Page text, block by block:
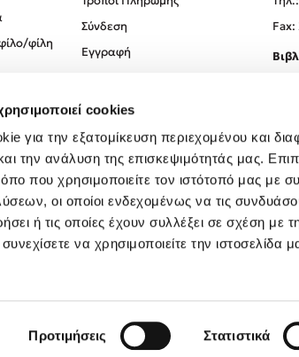
cookies
για την εξατομίκευση περιεχομένου και
την ανάλυση της επισκεψιμότητάς μας.
που χρησιμοποιείτε τον ιστότοπό μας με
οι οποίοι ενδεχομένως να τις
ή τις οποίες έχουν συλλέξει σε σχέση
να χρησιμοποιείτε την ιστοσελίδα
Προτιμήσεις Στατιστικά
φίλη
Σύνδεση
Εγγραφή
Created by